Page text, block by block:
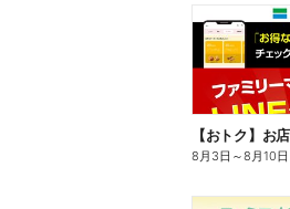
8月3日 ～8月10日